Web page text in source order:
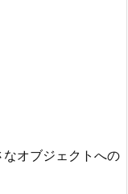
オブジェクトへの